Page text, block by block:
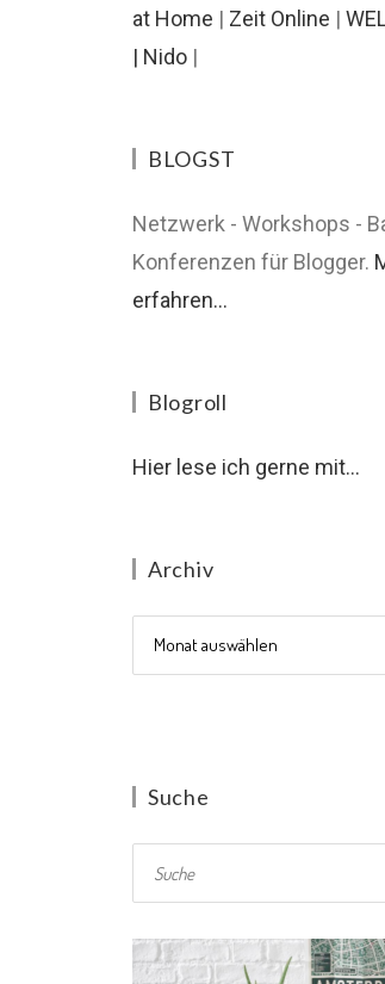
at Home | Zeit Online |
| Nido |
BLOGST
Netzwerk - Workshops -
Konferenzen für Blogger.
erfahren...
Blogroll
Hier lese ich gerne mit...
Archiv
Archiv
Suche